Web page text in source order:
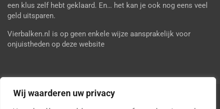
Wij waarderen uw privacy
een klus zelf hebt geklaard. En… het kan je ook nog eens veel
geld uitsparen.
Vierbalken.nl is op geen enkele wijze aansprakelijk voor
onjuistheden op deze website
Copyright © 2026 Vier Balken